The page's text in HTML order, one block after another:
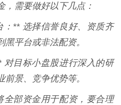
，需要做好以下几点：
** 选择信誉良好、资质齐
平台或非法配资。
对目标小盘股进行深入的研
景、竞争优势等。
全部资金用于配资，要合理